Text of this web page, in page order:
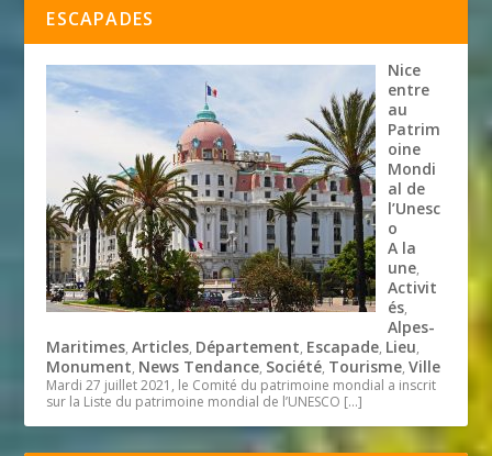
ESCAPADES
Nice
entre
au
Patrim
oine
Mondi
al de
l’Unesc
o
A la
une,
Activit
és,
Alpes-
Maritimes,Articles, Département, Escapade, Lieu,
Monument, News Tendance, Société, Tourisme,Ville
Mardi 27 juillet 2021, le Comité du patrimoine mondial a inscrit
sur la Liste du patrimoine mondial de l’UNESCO […]